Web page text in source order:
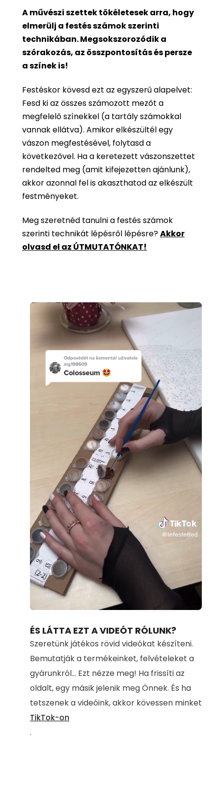
A művészi szettek tökéletesek arra, hogy
elmerülj a festés számok szerinti
technikában. Megsokszorozódik a
szórakozás, az összpontosítás és persze
a színek is!
Festéskor kövesd ezt az egyszerű alapelvet:
Fesd ki az összes számozott mezőt a
megfelelő színekkel (a tartály számokkal
vannak ellátva). Amikor elkészültél egy
vászon megfestésével, folytasd a
következővel. Ha a keretezett vászonszettet
rendelted meg (amit kifejezetten ajánlunk),
akkor azonnal fel is akaszthatod az elkészült
festményeket.
Meg szeretnéd tanulni a festés számok
szerinti technikát lépésről lépésre?Akkor
olvasd el az ÚTMUTATÓNKAT!
Loaded:
100.00%
ÉS LÁTTA EZT A VIDEÓT RÓLUNK?
Szeretünk játékos rövid videókat készíteni.
Bemutatják a termékeinket, felvételeket a
gyárunkról... Ezt nézze meg! Ha frissíti az
oldalt, egy másik jelenik meg Önnek. És ha
tetszenek a videóink, akkor kövessen minket
TikTok-on
.